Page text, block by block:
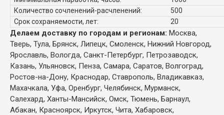
Количество сочленений-расчленений:
500
Срок сохраняемости, лет:
20
Делаем доставку по городам и регионам: Москва,
Тверь, Тула, Брянск, Липецк, Смоленск, Нижний Новгород,
Ярославль, Вологда, Санкт-Петербург, Петрозаводск,
Казань, Ульяновск, Пенза, Самара, Саратов, Волгоград,
Ростов-на-Дону, Краснодар, Ставрополь, Владикавказ,
Махачкала, Уфа, Оренбург, Челябинск, Мурманск,
Салехард, Ханты-Мансийск, Омск, Тюмень, Барнаул,
Абакан, Красноярск, Иркутск, Чита, Хабаровск,